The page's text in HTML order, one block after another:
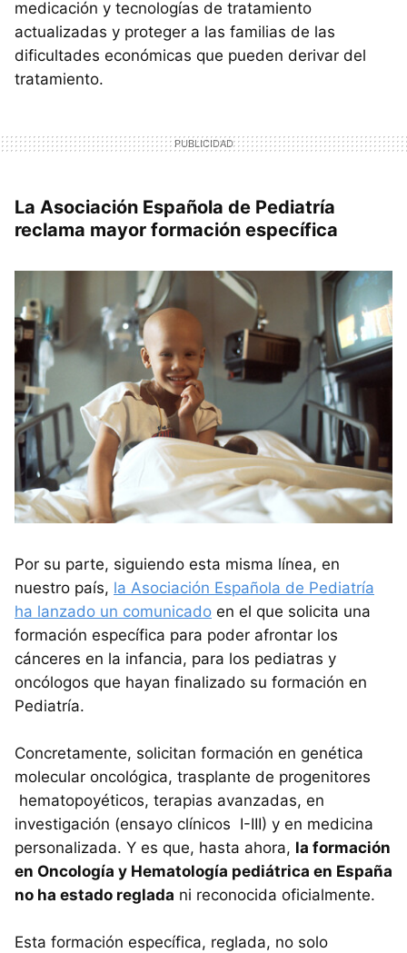
medicación y tecnologías de tratamiento
actualizadas y proteger a las familias de las
dificultades económicas que pueden derivar del
tratamiento.
La Asociación Española de Pediatría
reclama mayor formación específica
Por su parte, siguiendo esta misma línea, en
nuestro país, la Asociación Española de Pediatría
ha lanzado un comunicado en el que solicita una
formación específica para poder afrontar los
cánceres en la infancia, para los pediatras y
oncólogos que hayan finalizado su formación en
Pediatría.
Concretamente, solicitan formación en genética
molecular oncológica, trasplante de progenitores
hematopoyéticos, terapias avanzadas, en
investigación (ensayo clínicos I-III) y en medicina
personalizada. Y es que, hasta ahora, la formación
en Oncología y Hematología pediátrica en España
no ha estado reglada ni reconocida oficialmente.
Esta formación específica, reglada, no solo